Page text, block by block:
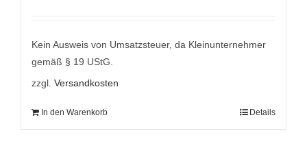
Kein Ausweis von Umsatzsteuer, da Kleinunternehmer
gemäß § 19 UStG.
zzgl. Versandkosten
In den Warenkorb Details